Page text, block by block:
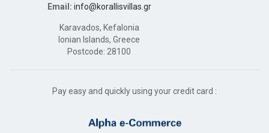
Email: info@korallisvillas.gr
Karavados, Kefalonia
Ionian Islands, Greece
Postcode: 28100
Pay easy and quickly using your credit card :